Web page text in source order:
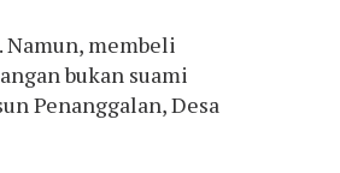
membeli
bukan suami
Penanggalan, Desa